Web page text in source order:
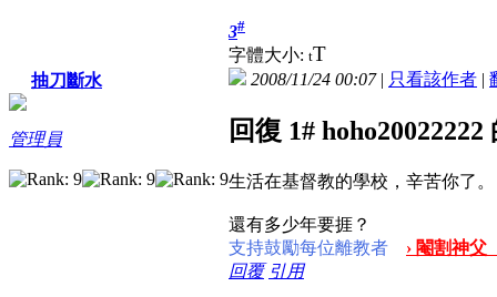
抽刀斷水
管理員
3#
字體大小: tT
2008/11/24 00:07| 只看該作者 |
回復 1# hoho20022222
生活在基督教的學校，辛苦你了。
還有多少年要捱？
支持鼓勵每位離教者
› 閹割神
回覆 引用